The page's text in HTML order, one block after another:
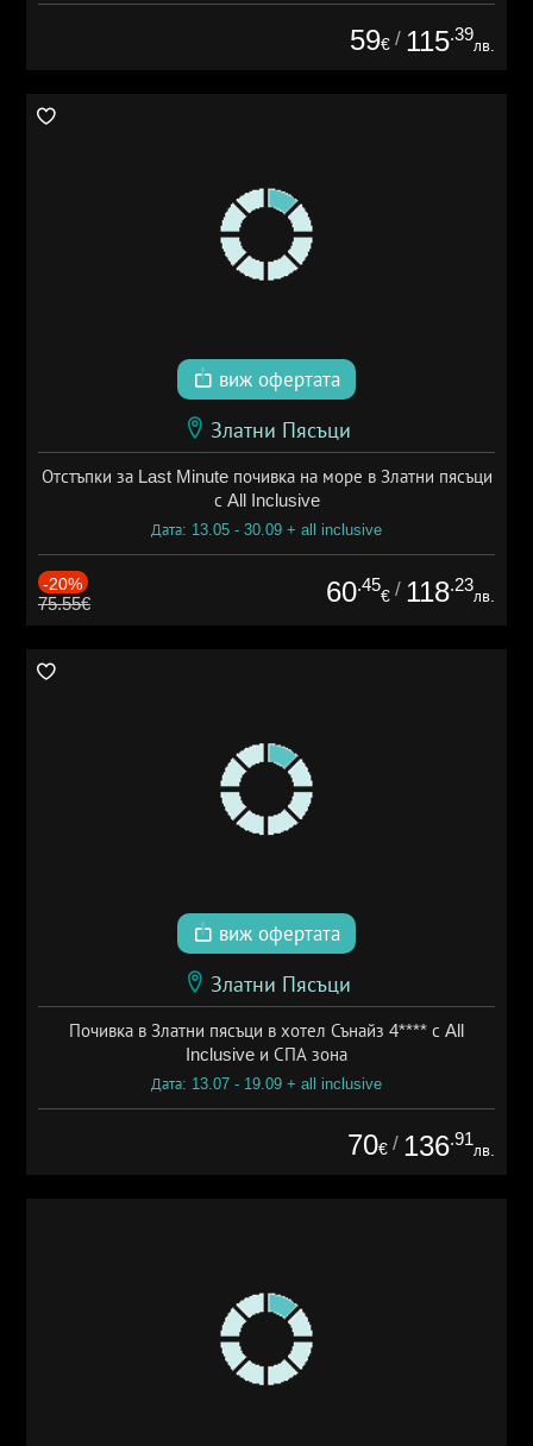
59€ / 115.39
лв.
виж офертата
Златни Пясъци
Отстъпки за Last Minute почивка на море в Златни пясъци
с All Inclusive
Дата: 13.05 - 30.09 + all inclusive
-20%
75.55€ 60.45
€ / 118.23
лв.
виж офертата
Златни Пясъци
Почивка в Златни пясъци в хотел Сънайз 4**** с All
Inclusive и СПА зона
Дата: 13.07 - 19.09 + all inclusive
70€ / 136.91
лв.